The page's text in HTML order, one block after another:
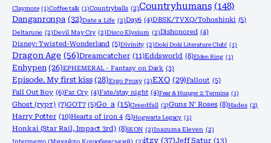
Claymore (1)Coffee talk (1)Countryballs (2)Countryhumans (148)
Danganronpa (32)Date a Life (2)Day6 (4)DBSK/TVXQ/Tohoshinki (5)
Deltarune (2)Devil May Cry (2)Disco Elysium (2)Dishonored (4)
Disney: Twisted-Wonderland (5)Divinity (2)Doki Doki Literature Club! (1)
Dragon Age (56)Dreamcatcher (11)Eddsworld (8)Elden Ring (1)
Enhypen (26)EPHEMERAL - Fantasy on Dark (3)
Episode. My first kiss (28)Ergo Proxy (2)EXO (29)Fallout (5)
Fall Out Boy (6)Far Cry (4)Fate/stay night (4)Fear & Hunger 2: Termina (1)
Ghost (гурт) (7)GOT7 (5)Go_a (15)Greedfall (2)Guns N' Roses (8)Hades (2)
Harry Potter (10)Hearts of iron 4 (5)Hogwarts Legacy (1)
Honkai (Star Rail, Impact 3rd) (8)iKON (2)Inazuma Eleven (2)
Intermezzo (Михайло Коцюбинський) (2)itzy (37)Jeff Satur (13)